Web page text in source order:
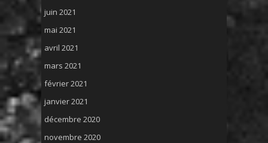
juin 2021
mai 2021
avril 2021
mars 2021
février 2021
janvier 2021
décembre 2020
novembre 2020